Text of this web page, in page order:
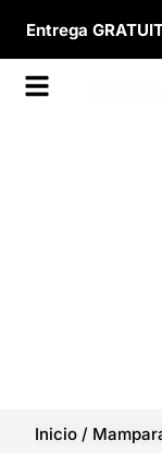
Entrega
Inicio /